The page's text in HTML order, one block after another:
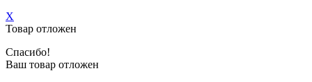
X
Товар отложен
Спасибо!
Ваш товар отложен